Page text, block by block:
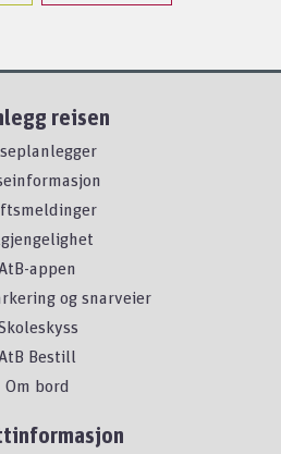
reisen
appen
og snarveier
Bestill
Om bord